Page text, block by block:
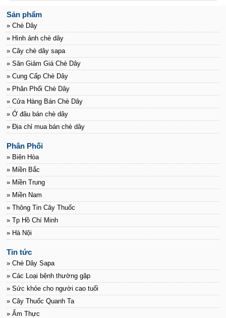
Sản phẩm
» Chè Dây
» Hình ảnh chè dây
» Cây chè dây sapa
» Săn Giảm Giá Chè Dây
» Cung Cấp Chè Dây
» Phân Phối Chè Dây
» Cửa Hàng Bán Chè Dây
» Ở đâu bán chè dây
» Địa chỉ mua bán chè dây
Phân Phối
» Biên Hòa
» Miền Bắc
» Miền Trung
» Miền Nam
» Thông Tin Cây Thuốc
» Tp Hồ Chí Minh
» Hà Nội
Tin tức
» Chè Dây Sapa
» Các Loại bệnh thường gặp
» Sức khỏe cho người cao tuổi
» Cây Thuốc Quanh Ta
» Ẩm Thực